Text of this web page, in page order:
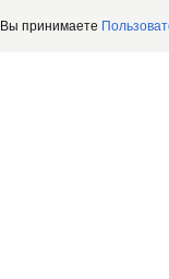
принимаете